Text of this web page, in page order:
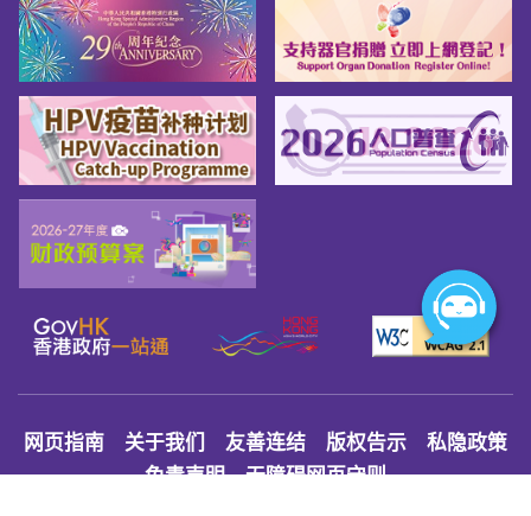
网页指南 关于我们 友善连结 版权告示
私隐政策
免责声明
无障碍网页守则